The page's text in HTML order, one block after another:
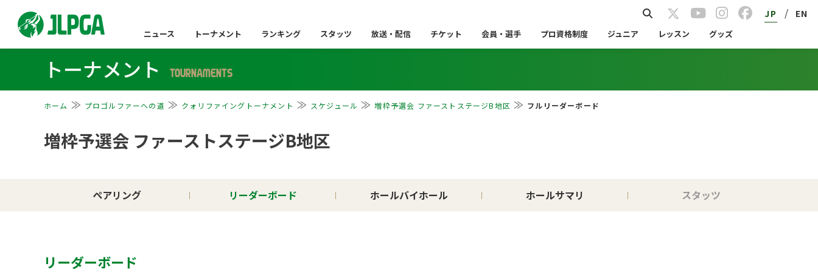
JP / EN
ニュース トーナメント ランキング スタッツ 放送・配信 チケット 会員・選手 プロ資格制度 ジュニア レッスン グッズ
トーナメント TOURNAMENTS
ホーム プロゴルファーへの道 クォリファイングトーナメント スケジュール 増枠予選会 ファーストステージB地区 フルリーダーボード
増枠予選会 ファーストステージB地区
ペアリング リーダーボード ホールバイホール ホールサマリ スタッツ
リーダーボード